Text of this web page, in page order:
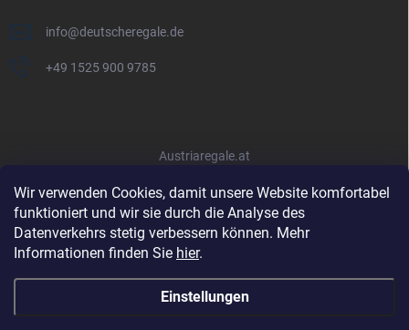
Wir verwenden Cookies, damit unsere Website komfortabel
funktioniert und wir sie durch die Analyse des
Datenverkehrs stetig verbessern können. Mehr
Informationen finden Sie hier.
Einstellungen
info@deutscheregale.de
+49 1525 900 9785
Austriaregale.at